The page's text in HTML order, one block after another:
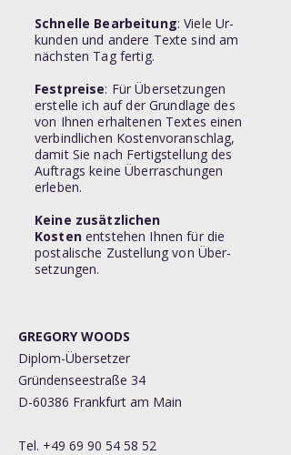
Schnelle Bearbeitung: Viele Ur­
kunden und andere Texte sind am
nächsten Tag fertig.
Festpreise: Für Übersetzungen
erstelle ich auf der Grundlage des
von Ihnen erhaltenen Textes einen
verbindlichen Kostenvoranschlag,
damit Sie nach Fertigstellung des
Auftrags keine Überraschungen
erleben.
Keine zusätzlichen
Kostenentstehen Ihnen für die
postalische Zustellung von Über­
setzungen.
GREGORY WOODS
​Diplom-Übersetzer
Gründenseestraße 34
D-60386 Frankfurt am Main
Tel. +49 69 90 54 58 52